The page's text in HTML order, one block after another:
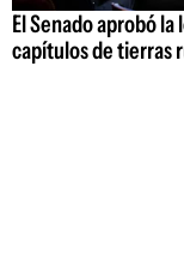
El Senado aprobó
capítulos de tierras